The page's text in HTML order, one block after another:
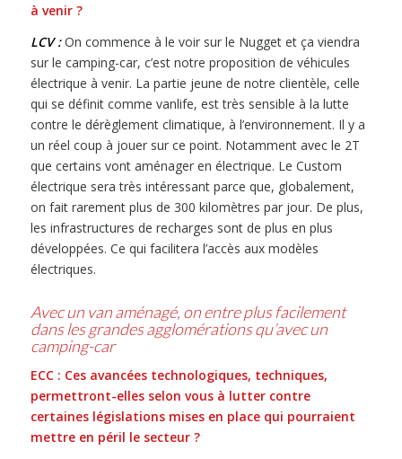
à venir ?
LCV :On commence à le voir sur le Nugget et ça viendra
sur le camping-car, c’est notre proposition de véhicules
électrique à venir. La partie jeune de notre clientèle, celle
qui se définit comme vanlife, est très sensible à la lutte
contre le dérèglement climatique, à l’environnement. Il y a
un réel coup à jouer sur ce point. Notamment avec le 2T
que certains vont aménager en électrique. Le Custom
électrique sera très intéressant parce que, globalement,
on fait rarement plus de 300 kilomètres par jour. De plus,
les infrastructures de recharges sont de plus en plus
développées. Ce qui facilitera l’accès aux modèles
électriques.
Avec un van aménagé, on entre plus facilement
dans les grandes agglomérations qu’avec un
camping-car
ECC : Ces avancées technologiques, techniques,
permettront-elles selon vous à lutter contre
certaines législations mises en place qui pourraient
mettre en péril le secteur ?